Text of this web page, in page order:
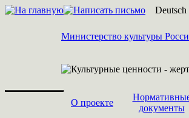
Deutsch
Министерство культуры
О проекте
документы